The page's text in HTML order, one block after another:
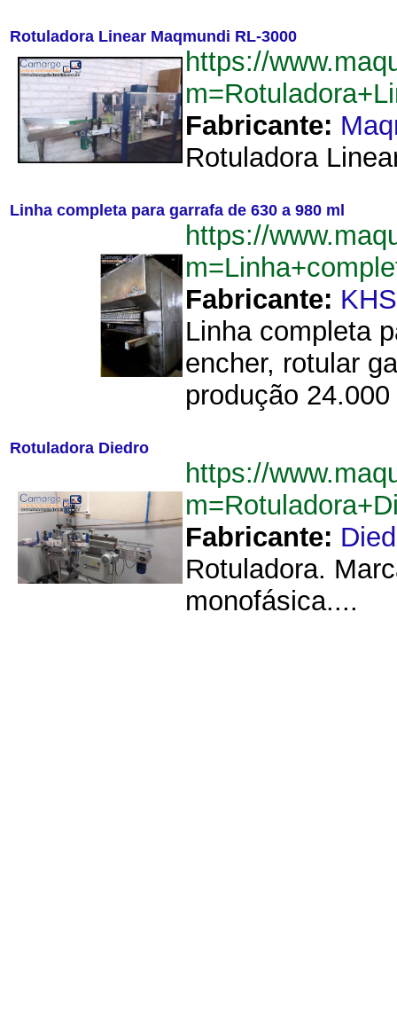
Rotuladora Linear Maqmundi RL-3000
https://
Fabricante:
Rotuladora
Linha completa para garrafa de 630 a 980 ml
https://
Fabricante: KHS
Linha completa
encher, rotular
produção
Rotuladora Diedro
https://
Fabricante:
Rotuladora.
monofásica....